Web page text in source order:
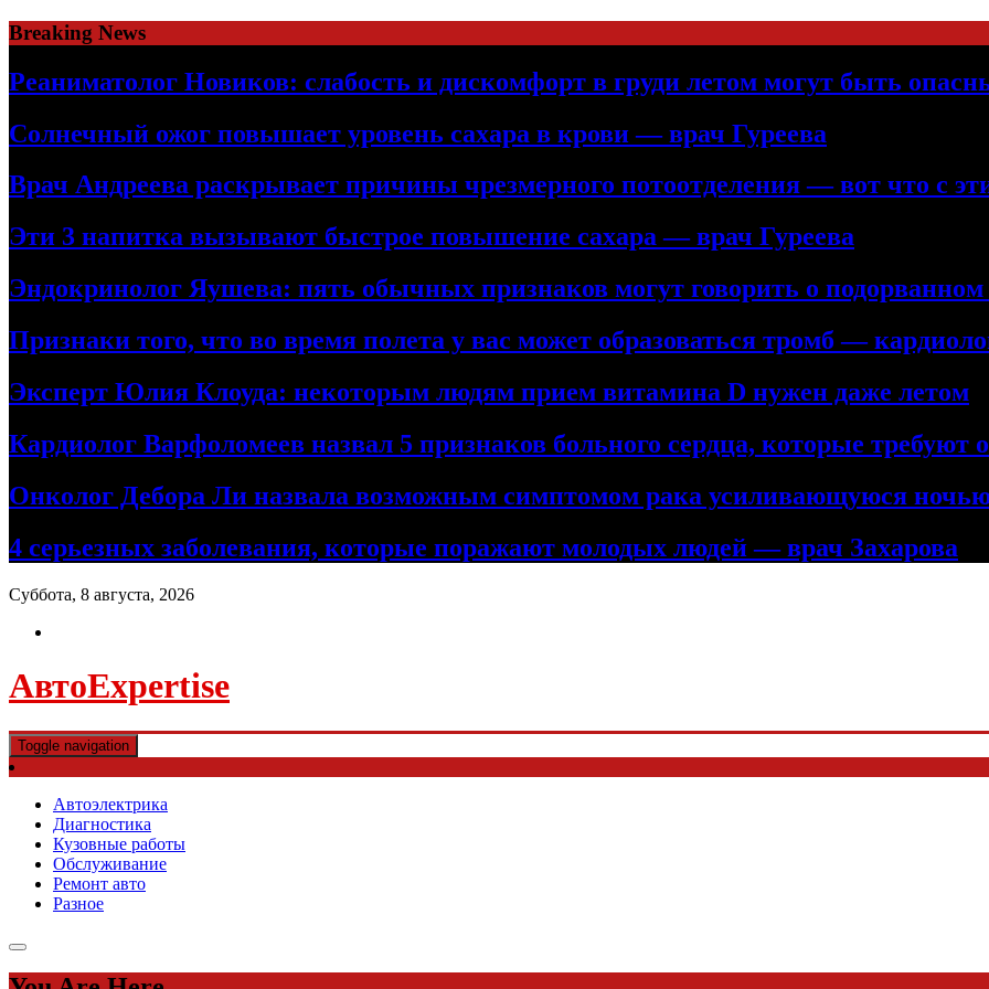
Skip
to
content
Breaking News
Реаниматолог Новиков: слабость и дискомфорт в груди летом могут быть
Солнечный ожог повышает уровень сахара в крови — врач Гуреева
Врач Андреева раскрывает причины чрезмерного потоотделения — вот что с
Эти 3 напитка вызывают быстрое повышение сахара — врач Гуреева
Эндокринолог Яушева: пять обычных признаков могут говорить о подорванном
Признаки того, что во время полета у вас может образоваться тромб —
Эксперт Юлия Клоуда: некоторым людям прием витамина D нужен даже летом
Кардиолог Варфоломеев назвал 5 признаков больного сердца, которые требуют
Онколог Дебора Ли назвала возможным симптомом рака усиливающуюся
4 серьезных заболевания, которые поражают молодых людей — врач Захарова
Суббота, 8 августа, 2026
АвтоExpertise
Toggle navigation
Автоэлектрика
Диагностика
Кузовные работы
Обслуживание
Ремонт авто
Разное